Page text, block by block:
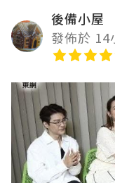
後備小屋
發佈於 14